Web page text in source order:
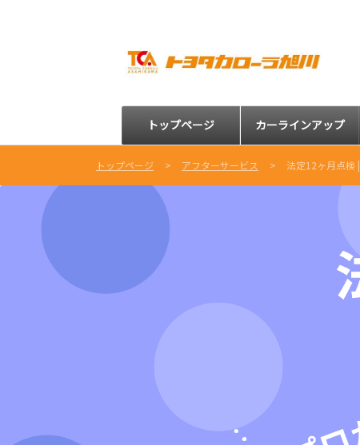
トップページ カーラインアップ
トップページ アフターサービス 法定12ヶ月点検 |